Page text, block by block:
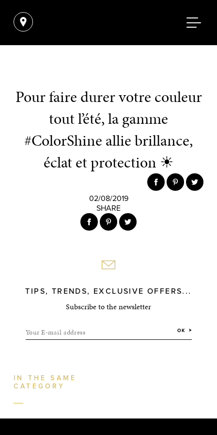
Pour faire durer votre couleur
tout l’été, la gamme
#ColorShine allie brillance,
éclat et protection ☀
02/08/2019
SHARE
TIPS, TRENDS, EXCLUSIVE OFFERS...
Subscribe to the newsletter
Your E-mail address OK
IN THE SAME
CATEGORY